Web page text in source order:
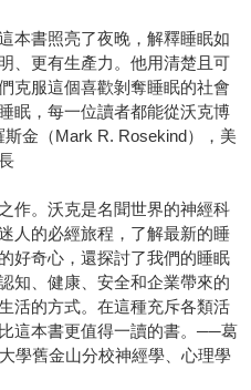
本書照亮了夜晚，解釋睡眠如
、更有生產力。他用清楚且可
克服這個喜歡剝奪睡眠的社會
眠，每一位讀者都能從沃克博
金（Mark R. Rosekind），美
作。沃克是名聞世界的神經科
人的必經旅程，了解最新的睡
好奇心，還探討了我們的睡眠
知、健康、安全和企業帶來的
活的方式。在這種充斥各類活
這本書更值得一讀的書。──葛
學舊金山分校神經學、心理學